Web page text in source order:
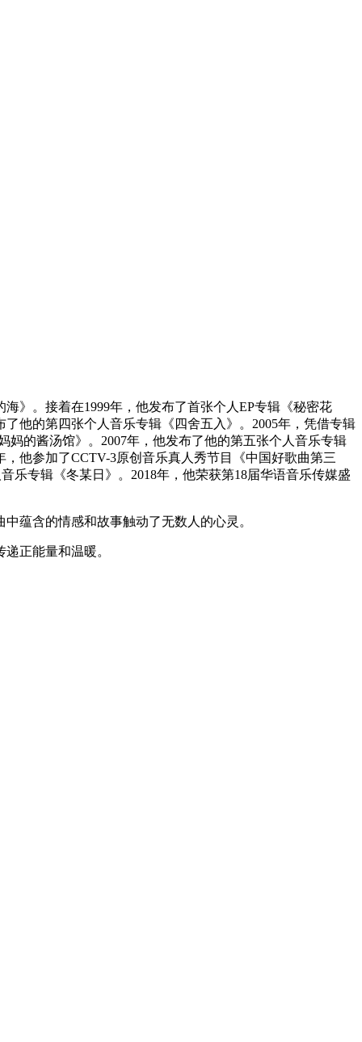
》。接着在1999年，他发布了首张个人EP专辑《秘密花
他的第四张个人音乐专辑《四舍五入》。2005年，凭借专辑
妈的酱汤馆》。2007年，他发布了他的第五张个人音乐专辑
他参加了CCTV-3原创音乐真人秀节目《中国好歌曲第三
乐专辑《冬某日》。2018年，他荣获第18届华语音乐传媒盛
蕴含的情感和故事触动了无数人的心灵。
正能量和温暖。